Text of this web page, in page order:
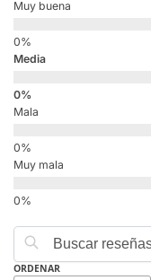
Muy buena
Media
Mala
Muy mala
ORDENAR